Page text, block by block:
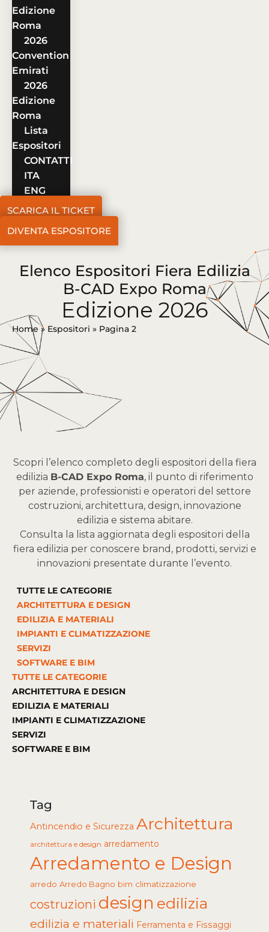
Edizione
Roma
2026
Convention
Emirati
2026
Edizione
Roma
Lista
Espositori
CONTATTI
ITA
ENG
SCARICA IL TICKET
DIVENTA ESPOSITORE
Elenco Espositori Fiera Edilizia
B-CAD Expo Roma
Edizione 2026
Home» Espositori » Pagina 2
Scopri l’elenco completo degli espositori della fiera
edilizia B-CAD Expo Roma, il punto di riferimento
per aziende, professionisti e operatori del settore
costruzioni, architettura, design, innovazione
edilizia e sistema abitare.
Consulta la lista aggiornata degli espositori della
fiera edilizia per conoscere brand, prodotti, servizi e
innovazioni presentate durante l’evento.
TUTTE LE CATEGORIE
ARCHITETTURA E DESIGN
EDILIZIA E MATERIALI
IMPIANTI E CLIMATIZZAZIONE
SERVIZI
SOFTWARE E BIM
TUTTE LE CATEGORIE
ARCHITETTURA E DESIGN
EDILIZIA E MATERIALI
IMPIANTI E CLIMATIZZAZIONE
SERVIZI
SOFTWARE E BIM
Tag
Antincendio e Sicurezza Architettura
architettura e design arredamento
Arredamento e Design
arredo Arredo Bagno bim climatizzazione
costruzioni design edilizia
edilizia e materiali Ferramenta e Fissaggi